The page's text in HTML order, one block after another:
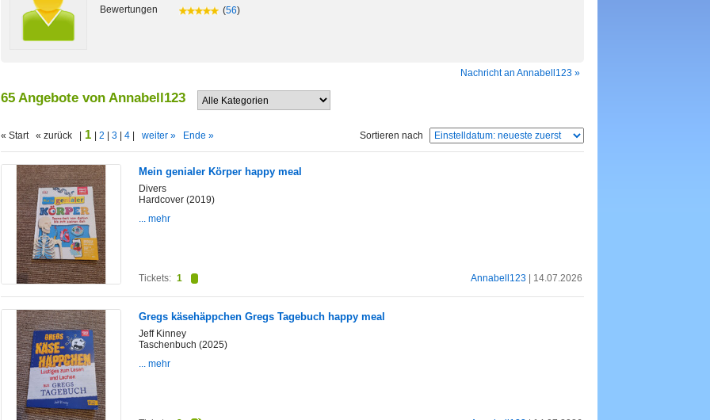
Bewertungen
(56)
Nachricht an Annabell123 »
65 Angebote von Annabell123
« Start « zurück | 1 2 3 4 weiter » Ende » Sortieren nach
Mein genialer Körper happy meal
Divers
Hardcover (2019)
... mehr
Annabell123 | 14.07.2026
Tickets: 1
Gregs käsehäppchen Gregs Tagebuch happy meal
Jeff Kinney
Taschenbuch (2025)
... mehr